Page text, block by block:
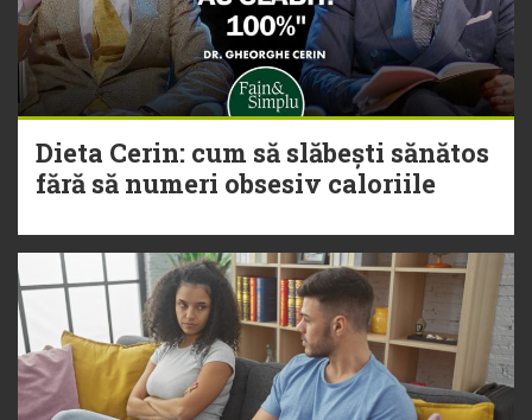
Dieta Cerin: cum să slăbești sănătos
fără să numeri obsesiv caloriile